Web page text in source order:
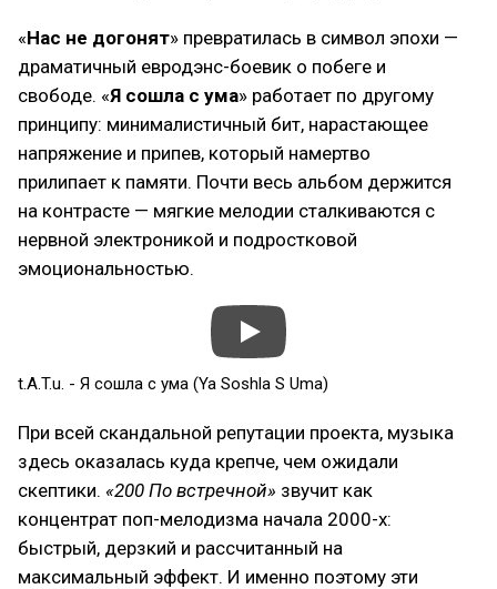
«Нас не догонят» превратилась в символ эпохи —
драматичный евродэнс-боевик о побеге и
свободе. «Я сошла с ума» работает по другому
принципу: минималистичный бит, нарастающее
напряжение и припев, который намертво
прилипает к памяти. Почти весь альбом держится
на контрасте — мягкие мелодии сталкиваются с
нервной электроникой и подростковой
эмоциональностью.
t.A.T.u. - Я сошла с ума (Ya Soshla S Uma)
При всей скандальной репутации проекта, музыка
здесь оказалась куда крепче, чем ожидали
скептики. «200 По встречной» звучит как
концентрат поп-мелодизма начала 2000-х:
быстрый, дерзкий и рассчитанный на
максимальный эффект. И именно поэтому эти